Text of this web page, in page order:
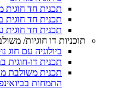
תכנית חד חוגית
תכנית חד חוגית
תכנית חד חוגית
תוכניות דו חוגיות/
ביולוגיה עם חוג
תכנית דו-חוגית
תכנית משולבת
התמחות